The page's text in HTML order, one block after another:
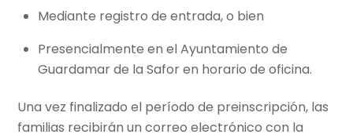
Mediante registro de entrada, o bien
Presencialmente en el Ayuntamiento de
Guardamar de la Safor en horario de oficina.
Una vez finalizado el período de preinscripción, las
familias recibirán un correo electrónico con la